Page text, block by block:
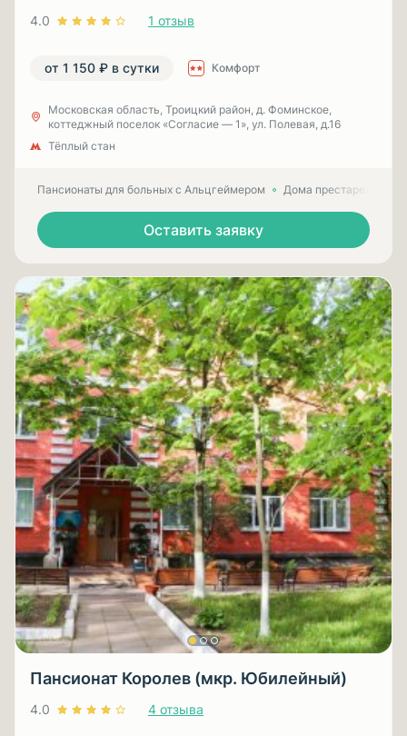
4.0 1 отзыв
от 1 150 ₽ в сутки Комфорт
Московская область, Троицкий район, д. Фоминское,
коттеджный поселок «Согласие — 1», ул. Полевая, д.16
Тёплый стан
Пансионаты для больных с Альцгеймером Дома престарелых
Оставить заявку
Пансионат Королев (мкр. Юбилейный)
4.0 4 отзыва